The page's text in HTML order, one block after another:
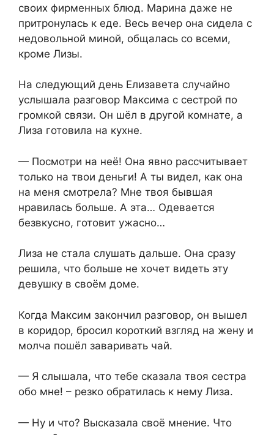
своих фирменных блюд. Марина даже не
притронулась к еде. Весь вечер она сидела с
недовольной миной, общалась со всеми,
кроме Лизы.
На следующий день Елизавета случайно
услышала разговор Максима с сестрой по
громкой связи. Он шёл в другой комнате, а
Лиза готовила на кухне.
— Посмотри на неё! Она явно рассчитывает
только на твои деньги! А ты видел, как она
на меня смотрела? Мне твоя бывшая
нравилась больше. А эта… Одевается
безвкусно, готовит ужасно…
Лиза не стала слушать дальше. Она сразу
решила, что больше не хочет видеть эту
девушку в своём доме.
Когда Максим закончил разговор, он вышел
в коридор, бросил короткий взгляд на жену и
молча пошёл заваривать чай.
— Я слышала, что тебе сказала твоя сестра
обо мне! – резко обратилась к нему Лиза.
— Ну и что? Высказала своё мнение. Что